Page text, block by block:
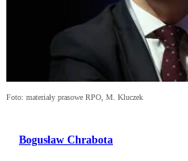
Foto: materiały prasowe RPO, M. Kluczek
Bogusław Chrabota